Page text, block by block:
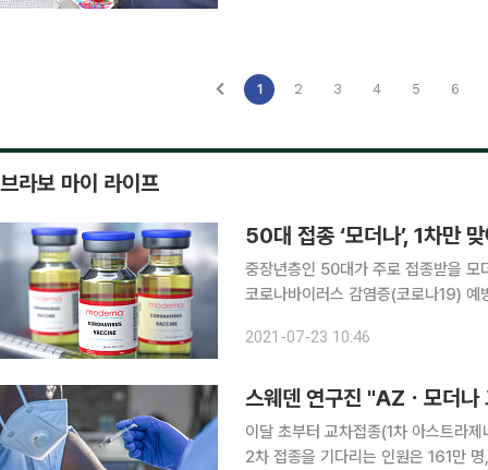
1 2 3 4 5 6
브라보 마이 라이프
50대 접종 ‘모더나’, 1차만
중장년층인 50대가 주로 접종받을 모
코로나바이러스 감염증(코로나19)
해외 3만420명을 대상으로 한 임상
2021-07-23 10:46
스웨덴 연구진 "AZㆍ모더
이달 초부터 교차접종(1차 아스트라
2차 접종을 기다리는 인원은 161만 명, 이들